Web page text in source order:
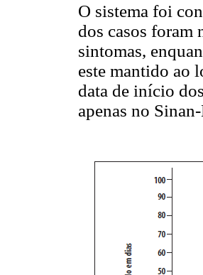
O sistema foi
dos casos foram
sintomas,
este mantido ao
data de início
apenas no